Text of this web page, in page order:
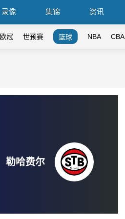
录像 集锦 资讯
欧冠 世预赛 篮球 NBA CBA
勒哈费尔